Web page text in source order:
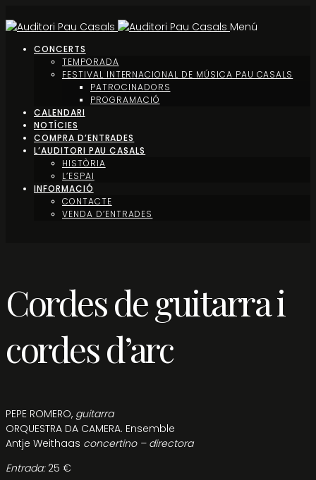
Menú
CONCERTS
TEMPORADA
FESTIVAL INTERNACIONAL DE MÚSICA PAU CASALS
PATROCINADORS
PROGRAMACIÓ
CALENDARI
NOTÍCIES
COMPRA D’ENTRADES
L’AUDITORI PAU CASALS
HISTÒRIA
L’ESPAI
INFORMACIÓ
CONTACTE
VENDA D’ENTRADES
Cordes de guitarra i
cordes d’arc
PEPE ROMERO, guitarra
ORQUESTRA DA CAMERA. Ensemble
Antje Weithaas concertino – directora
Entrada:25 €